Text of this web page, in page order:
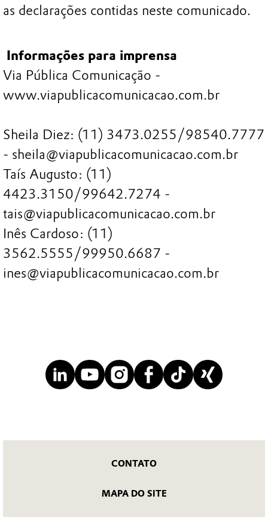
as declarações contidas neste comunicado.
Informações para imprensa
Via Pública Comunicação -
www.viapublicacomunicacao.com.br
Sheila Diez: (11) 3473.0255/98540.7777
- sheila@viapublicacomunicacao.com.br
Taís Augusto: (11)
4423.3150/99642.7274 -
tais@viapublicacomunicacao.com.br
Inês Cardoso: (11)
3562.5555/99950.6687 -
ines@viapublicacomunicacao.com.br
CONTATO
MAPA DO SITE